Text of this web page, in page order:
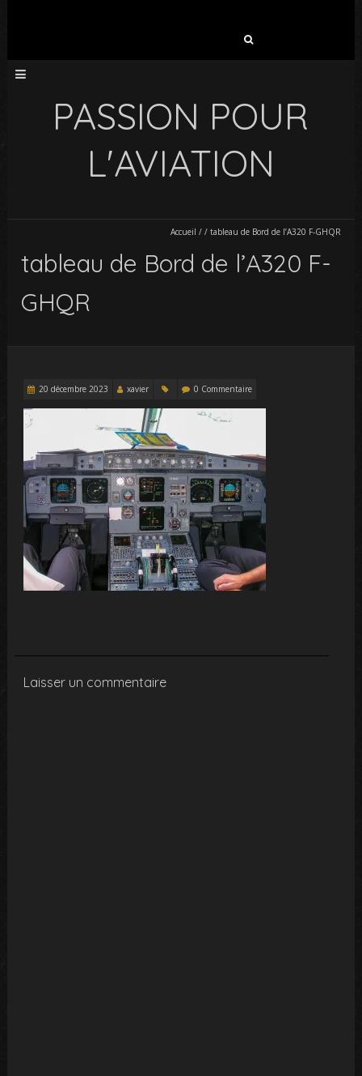
PASSION POUR
L'AVIATION
Accueil / / tableau de Bord de l’A320 F-GHQR
tableau de Bord de l’A320 F-
GHQR
20 décembre 2023 xavier 0 Commentaire
Laisser un commentaire